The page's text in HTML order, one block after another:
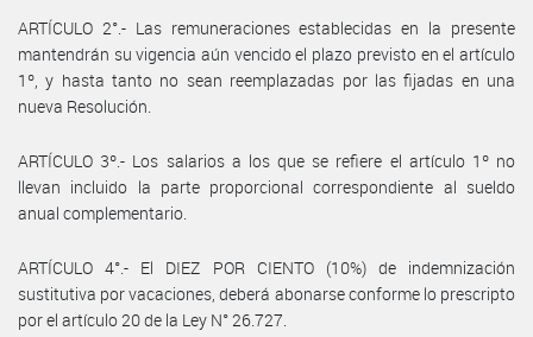
ARTÍCULO 2°.- Las remuneraciones establecidas en la presente
mantendrán su vigencia aún vencido el plazo previsto en el artículo
1º, y hasta tanto no sean reemplazadas por las fijadas en una
nueva Resolución.
ARTÍCULO 3º.- Los salarios a los que se refiere el artículo 1º no
llevan incluido la parte proporcional correspondiente al sueldo
anual complementario.
ARTÍCULO 4°.- El DIEZ POR CIENTO (10%) de indemnización
sustitutiva por vacaciones, deberá abonarse conforme lo prescripto
por el artículo 20 de la Ley N° 26.727.